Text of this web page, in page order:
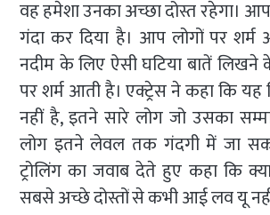
वह हमेशा उनका अच्छा दोस्त रहेगा।
गंदा कर दिया है। आप लोगों पर
नदीम के लिए ऐसी घटिया बातें
पर शर्म आती है। एक्ट्रेस ने कहा कि यह
नहीं है, इतने सारे लोग जो उसका
लोग इतने लेवल तक गंदगी में जा
ट्रोलिंग का जवाब देते हुए कहा कि
सबसे अच्छे दोस्तों से कभी आई लव यू